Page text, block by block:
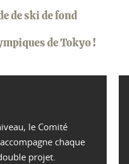
de ski de fond
de Tokyo !
le Comité
chaque
projet.